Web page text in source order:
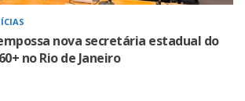
nova secretária estadual do
no Rio de Janeiro